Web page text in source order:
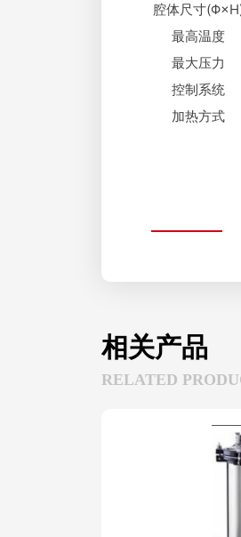
腔体尺寸
最高温度
最大压力
控制系统
加热方式
相关产品
RELATED